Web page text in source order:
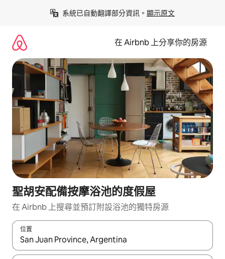
系統已自動翻譯部分資訊。 顯示原文
在 Airbnb 上分享你的房源
聖胡安配備按摩浴池的度假屋
在 Airbnb 上搜尋並預訂附設浴池的獨特房源
位置
如有搜尋結果，瀏覽內容時請使用上下箭頭，或輕點、滑動裝置。